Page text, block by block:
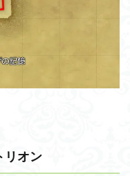
リオン